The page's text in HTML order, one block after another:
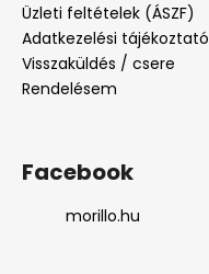
Üzleti feltételek (ÁSZF)
Adatkezelési tájékoztató
Visszaküldés / csere
Rendelésem
Facebook
morillo.hu